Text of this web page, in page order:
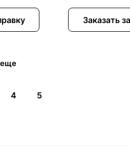
Заказать
еще
4 5